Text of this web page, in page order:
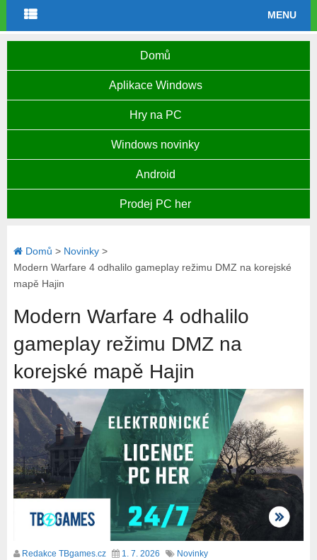
MENU
Domů
Aplikace Windows
Hry na PC
Windows novinky
Android
Prodej PC her
Domů > Novinky>
Modern Warfare 4 odhalilo gameplay režimu DMZ na korejské
mapě Hajin
Modern Warfare 4 odhalilo
gameplay režimu DMZ na
korejské mapě Hajin
Redakce TBgames.cz 1. 7. 2026 Novinky